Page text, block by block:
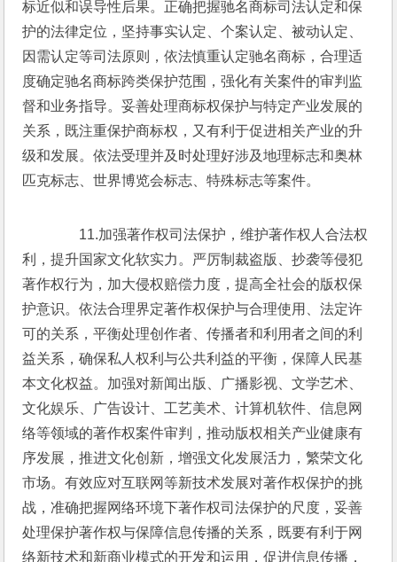
标近似和误导性后果。正确把握驰名商标司法认定和保
护的法律定位，坚持事实认定、个案认定、被动认定、
因需认定等司法原则，依法慎重认定驰名商标，合理适
度确定驰名商标跨类保护范围，强化有关案件的审判监
督和业务指导。妥善处理商标权保护与特定产业发展的
关系，既注重保护商标权，又有利于促进相关产业的升
级和发展。依法受理并及时处理好涉及地理标志和奥林
匹克标志、世界博览会标志、特殊标志等案件。
11.加强著作权司法保护，维护著作权人合法权
利，提升国家文化软实力。严厉制裁盗版、抄袭等侵犯
著作权行为，加大侵权赔偿力度，提高全社会的版权保
护意识。依法合理界定著作权保护与合理使用、法定许
可的关系，平衡处理创作者、传播者和利用者之间的利
益关系，确保私人权利与公共利益的平衡，保障人民基
本文化权益。加强对新闻出版、广播影视、文学艺术、
文化娱乐、广告设计、工艺美术、计算机软件、信息网
络等领域的著作权案件审判，推动版权相关产业健康有
序发展，推进文化创新，增强文化发展活力，繁荣文化
市场。有效应对互联网等新技术发展对著作权保护的挑
战，准确把握网络环境下著作权司法保护的尺度，妥善
处理保护著作权与保障信息传播的关系，既要有利于网
络新技术和新商业模式的开发和运用，促进信息传播，